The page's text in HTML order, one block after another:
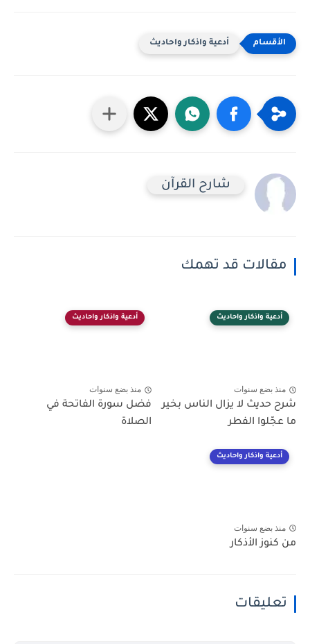
أدعية واذكار واحاديث
شارح القرآن
مقالات قد تهمك
أدعية واذكار واحاديث
منذ بضع سنوات
شرح حديث لا يزال الناس بخير
ما عجّلوا الفطر
أدعية واذكار واحاديث
منذ بضع سنوات
فضل سورة الفاتحة في
الصلاة
أدعية واذكار واحاديث
منذ بضع سنوات
من كنوز الأذكار
تعليقات